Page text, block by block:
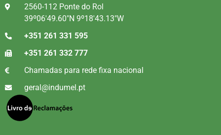
2560-112 Ponte do Rol
39º06'49.60"N 9º18'43.13"W
+351 261 331 595
+351 261 332 777
Chamadas para rede fixa nacional
geral@indumel.pt